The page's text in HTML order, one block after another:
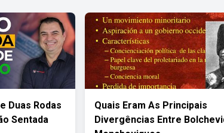
Duas Rodas
Sentada
Quais Eram As Principais
Divergências Entre